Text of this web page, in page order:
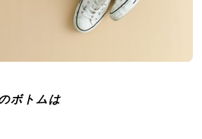
ボトムは